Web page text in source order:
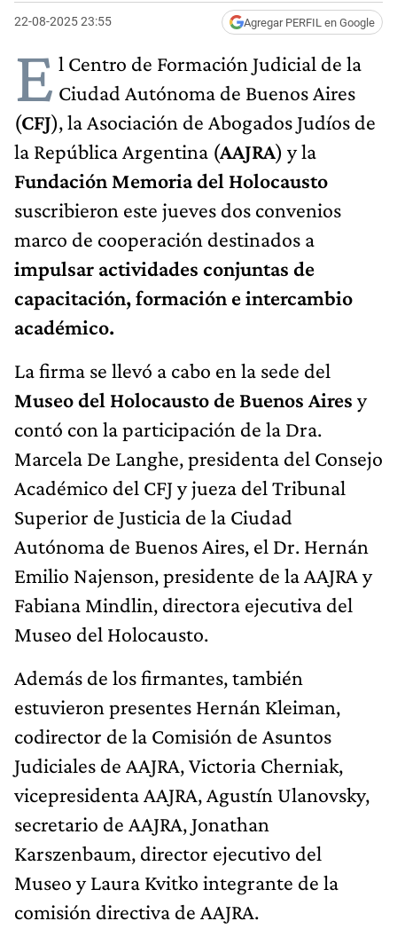
22-08-2025 23:55 Agregar PERFIL en Google
E l Centro de Formación Judicial de la
Ciudad Autónoma de Buenos Aires
(CFJ), la Asociación de Abogados Judíos de
la República Argentina (AAJRA) y la
Fundación Memoria del Holocausto
suscribieron este jueves dos convenios
marco de cooperación destinados a
impulsar actividades conjuntas de
capacitación, formación e intercambio
académico.
La firma se llevó a cabo en la sede del
Museo del Holocausto de Buenos Aires y
contó con la participación de la Dra.
Marcela De Langhe, presidenta del Consejo
Académico del CFJ y jueza del Tribunal
Superior de Justicia de la Ciudad
Autónoma de Buenos Aires, el Dr. Hernán
Emilio Najenson, presidente de la AAJRA y
Fabiana Mindlin, directora ejecutiva del
Museo del Holocausto.
Además de los firmantes, también
estuvieron presentes Hernán Kleiman,
codirector de la Comisión de Asuntos
Judiciales de AAJRA, Victoria Cherniak,
vicepresidenta AAJRA, Agustín Ulanovsky,
secretario de AAJRA, Jonathan
Karszenbaum, director ejecutivo del
Museo y Laura Kvitko integrante de la
comisión directiva de AAJRA.